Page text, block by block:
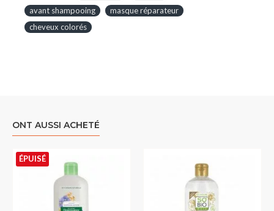
avant shampooing
masque réparateur
cheveux colorés
ONT AUSSI ACHETÉ
ÉPUISÉ